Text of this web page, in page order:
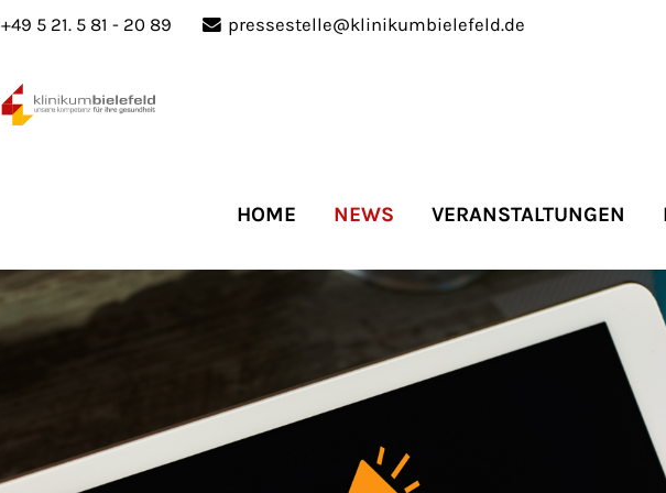
24h/
We offer support for our
customers
Have any questions?
+44 1234 567 890
Drop us a line
info@yourdomain.com
+49 5 21. 5 81 - 20 89 pressestelle@klinikumbielefeld.de
HOME NEWS VERANSTALTUNGEN